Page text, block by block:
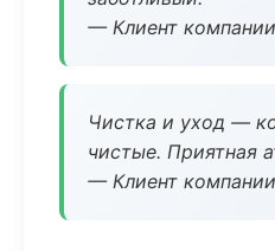
— Клиент компании
Чистка и уход —
чистые. Приятная
— Клиент компании